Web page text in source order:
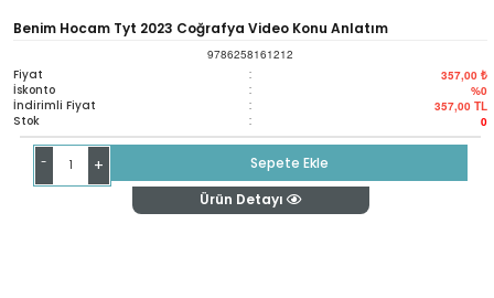
Benim Hocam Tyt 2023 Coğrafya Video Konu Anlatım
9786258161212
Fiyat : 357,00 ₺
İskonto : %0
İndirimli Fiyat : 357,00 TL
Stok : 0
- +
Sepete Ekle
Ürün Detayı